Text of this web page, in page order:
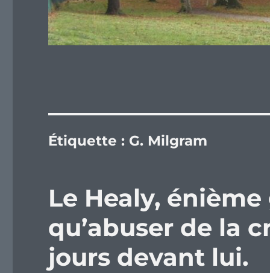
Étiquette : G. Milgram
Le Healy,
qu’abuser de la
jours devant lui.